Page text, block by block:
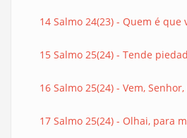
14 Salmo 24(23) - Quem é que
15 Salmo 25(24) - Tende
16 Salmo 25(24) - Vem,
17 Salmo 25(24) - Olhai, para